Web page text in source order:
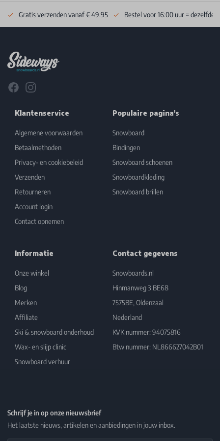
Gratis verzenden vanaf € 49.95 Bestel voor 16:00 uur = dezelfde
FacebookInstagram
Klantenservice
Algemene voorwaarden
Betaalmethoden
Privacy- en cookiebeleid
Verzenden
Retourneren
Account login
Contact opnemen
Populaire pagina's
Snowboard
Bindingen
Snowboard schoenen
Snowboardkleding
Snowboard brillen
Informatie
Onze winkel
Blog
Merken
Affiliate
Ski & snowboard onderhoud
Wax- en slijp clinic
Snowboard verhuur
Contact gegevens
Snowboards.nl
Hinmanweg 3 BE68
7575BE, Oldenzaal
Nederland
KVK nummer: 94075816
Btw nummer: NL866627042B01
Schrijf je in op onze nieuwsbrief
Het laatste nieuws, artikelen en aanbiedingen in jouw inbox.